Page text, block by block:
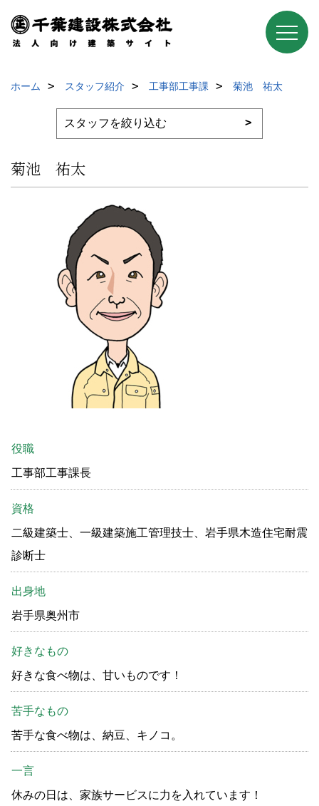
ホーム スタッフ紹介 工事部工事課 菊池 祐太
菊池 祐太
役職
工事部工事課長
資格
二級建築士、一級建築施工管理技士、岩手県木造住宅耐震
診断士
出身地
岩手県奥州市
好きなもの
好きな食べ物は、甘いものです！
苦手なもの
苦手な食べ物は、納豆、キノコ。
一言
休みの日は、家族サービスに力を入れています！